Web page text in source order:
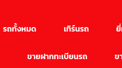
รถทั้งหมด เทิร์นรถ
ขายฝากทะเบียนรถ ข